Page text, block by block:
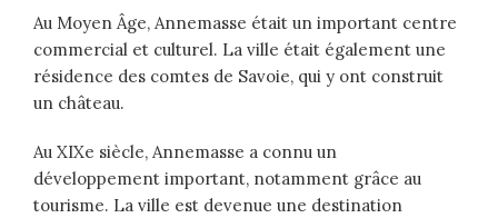
Au Moyen Âge, Annemasse était un important centre
commercial et culturel. La ville était également une
résidence des comtes de Savoie, qui y ont construit
un château.
Au XIXe siècle, Annemasse a connu un
développement important, notamment grâce au
tourisme. La ville est devenue une destination